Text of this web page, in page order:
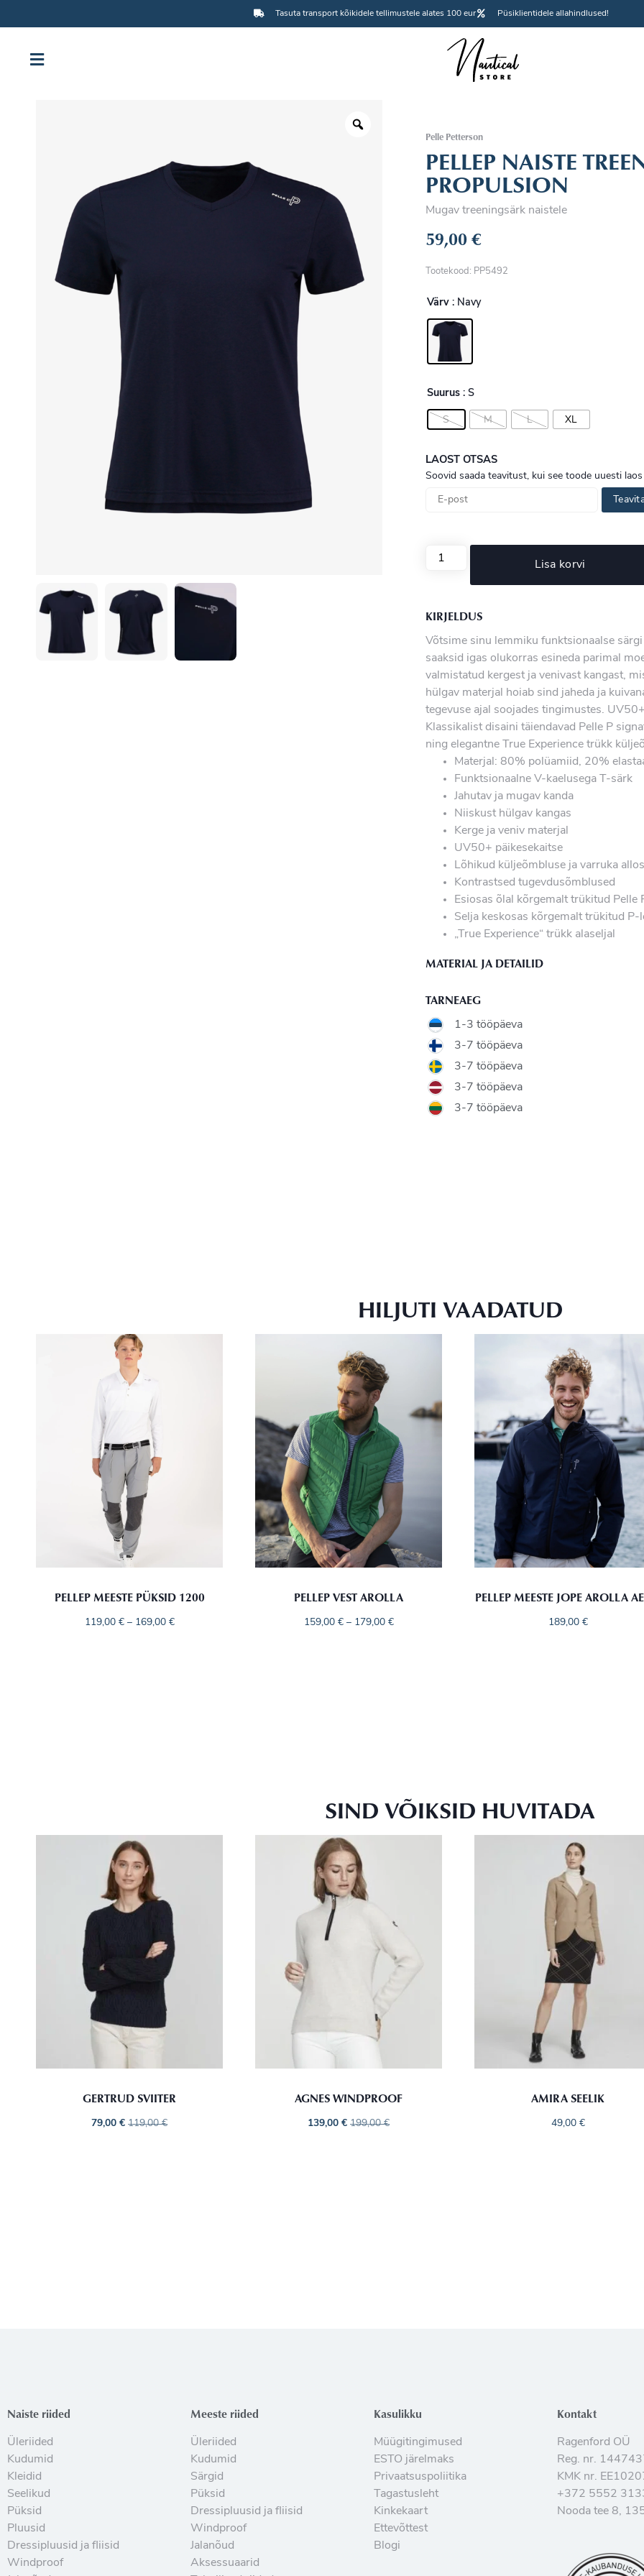
Tasuta transport kõikidele tellimustele alates 100 eur Püsiklientidele allahindlused!
Pelle Petterson
PELLEP NAISTE
PROPULSION
Mugav treeningsärk naistele
59,00€
Tootekood: PP5492
Värv : Navy
Suurus : S
S M L XL
LAOST OTSAS
Soovid saada teavitust, kui see toode uuesti laos
Lisa korvi
KIRJELDUS
Võtsime sinu lemmiku funktsionaalse
saaksid igas olukorras esineda parimal
valmistatud kergest ja venivast kangast,
hülgav materjal hoiab sind jaheda ja
tegevuse ajal soojades tingimustes.
Klassikalist disaini täiendavad Pelle P
ning elegantne True Experience trükk
Materjal: 80% polüamiid, 20%
Funktsionaalne V-kaelusega T-särk
Jahutav ja mugav kanda
Niiskust hülgav kangas
Kerge ja veniv materjal
UV50+ päikesekaitse
Lõhikud küljeõmbluse ja varruka
Kontrastsed tugevdusõmblused
Esiosas õlal kõrgemalt trükitud Pelle
Selja keskosas kõrgemalt trükitud P-
„True Experience“ trükk alaseljal
MATERIAL JA DETAILID
TARNEAEG
1-3 tööpäeva
3-7 tööpäeva
3-7 tööpäeva
3-7 tööpäeva
3-7 tööpäeva
HILJUTI VAADATUD
PELLEP MEESTE PÜKSID 1200
119,00 € – 169,00 €
PELLEP VEST AROLLA
159,00 € – 179,00 €
PELLEP MEESTE JOPE AROLLA
189,00 €
SIND VÕIKSID HUVITADA
GERTRUD SVIITER
79,00€ 119,00€
AGNES WINDPROOF
139,00€ 199,00€
AMIRA SEELIK
49,00 €
Naiste riided
Üleriided
Kudumid
Kleidid
Seelikud
Püksid
Pluusid
Dressipluusid ja fliisid
Windproof
Meeste riided
Üleriided
Kudumid
Särgid
Püksid
Dressipluusid ja fliisid
Windproof
Jalanõud
Aksessuaarid
Kasulikku
Müügitingimused
ESTO järelmaks
Privaatsuspoliitika
Tagastusleht
Kinkekaart
Ettevõttest
Blogi
Kontakt
Ragenford OÜ
Reg. nr.
KMK nr.
+372 5552
Nooda tee 8,